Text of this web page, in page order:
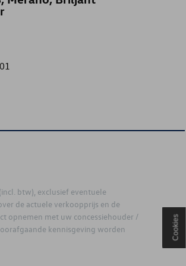
btw), exclusief eventuele
de actuele verkoopprijs en de
opnemen met uw concessiehouder /
kennisgeving worden
Cookies